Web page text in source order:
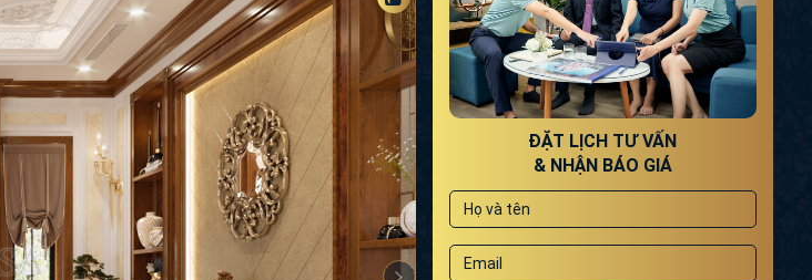
ĐẶT LỊCH TƯ VẤN
& NHẬN BÁO GIÁ